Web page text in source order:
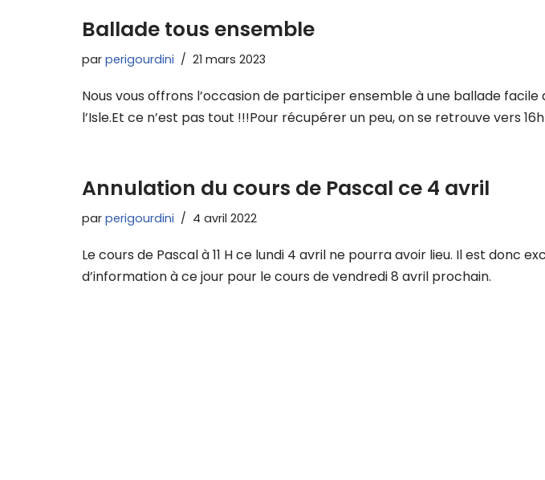
Ballade tous ensemble
par perigourdini 21 mars 2023
Nous vous offrons l’occasion de participer ensemble à une ballade
l’Isle.Et ce n’est pas tout !!!Pour récupérer un peu, on se retrouve vers
Annulation du cours de Pascal ce 4 avril
par perigourdini 4 avril 2022
Le cours de Pascal à 11 H ce lundi 4 avril ne pourra avoir lieu. Il est donc
d’information à ce jour pour le cours de vendredi 8 avril prochain.